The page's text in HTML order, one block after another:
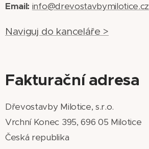
Email: info@drevostavbymilotice.cz
Naviguj do kanceláře >
Fakturační adresa
Dřevostavby Milotice, s.r.o.
Vrchní Konec 395, 696 05 Milotice
Česká republika